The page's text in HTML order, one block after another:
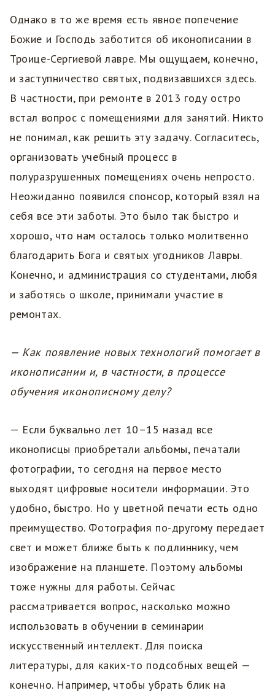
Однако в то же время есть явное попечение
Божие и Господь заботится об иконописании в
Троице-Сергиевой лавре. Мы ощущаем, конечно,
и заступничество святых, подвизавшихся здесь.
В частности, при ремонте в 2013 году остро
встал вопрос с помещениями для занятий. Никто
не понимал, как решить эту задачу. Согласитесь,
организовать учебный процесс в
полуразрушенных помещениях очень непросто.
Неожиданно появился спонсор, который взял на
себя все эти заботы. Это было так быстро и
хорошо, что нам осталось только молитвенно
благодарить Бога и святых угодников Лавры.
Конечно, и администрация со студентами, любя
и заботясь о школе, принимали участие в
ремонтах.
— Как появление новых технологий помогает в
иконописании и, в частности, в процессе
обучения иконописному делу?
— Если буквально лет 10–15 назад все
иконописцы приобретали альбомы, печатали
фотографии, то сегодня на первое место
выходят цифровые носители информации. Это
удобно, быстро. Но у цветной печати есть одно
преимущество. Фотография по-другому передает
свет и может ближе быть к подлиннику, чем
изображение на планшете. Поэтому альбомы
тоже нужны для работы. Сейчас
рассматривается вопрос, насколько можно
использовать в обучении в семинарии
искусственный интеллект. Для поиска
литературы, для каких-то подсобных вещей —
конечно. Например, чтобы убрать блик на